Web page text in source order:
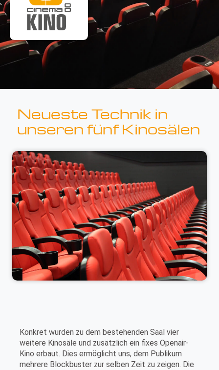
Neueste Technik in
unseren fünf Kinosälen
Konkret wurden zu dem bestehenden Saal vier
weitere Kinosäle und zusätzlich ein fixes Openair-
Kino erbaut. Dies ermöglicht uns, dem Publikum
mehrere Blockbuster zur selben Zeit zu zeigen. Die